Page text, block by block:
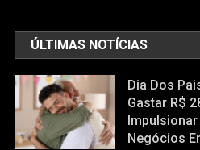
ÚLTIMAS NOTÍCIAS
Dia Dos
Gastar R$
Negócios